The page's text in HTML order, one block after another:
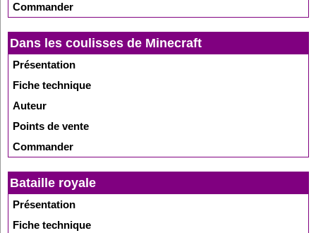
Commander
Dans les coulisses de Minecraft
Présentation
Fiche technique
Auteur
Points de vente
Commander
Bataille royale
Présentation
Fiche technique